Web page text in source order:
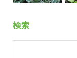
検索